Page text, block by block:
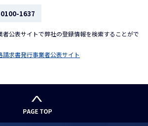
1637
公表サイトで弊社の登録情報を検索することがで
求書発行事業者公表サイト